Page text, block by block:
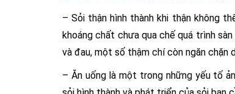
– Sỏi thận hình thành khi thận không
khoáng chất chưa qua chế quá trình
và đau, một số thậm chí còn ngăn chặn
– Ăn uống là một trong những yếu tố